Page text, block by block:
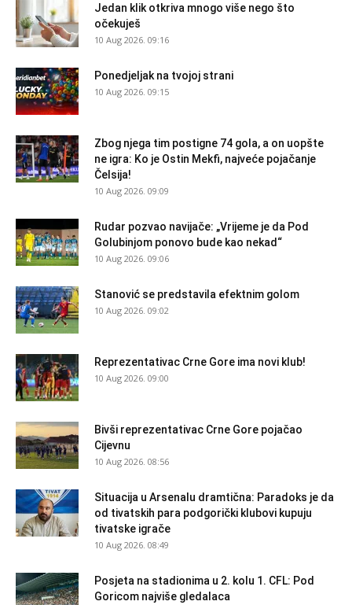
Jedan klik otkriva mnogo više nego što
očekuješ
10 Aug 2026. 09:16
Ponedjeljak na tvojoj strani
10 Aug 2026. 09:15
Zbog njega tim postigne 74 gola, a on uopšte
ne igra: Ko je Ostin Mekfi, najveće pojačanje
Čelsija!
10 Aug 2026. 09:09
Rudar pozvao navijače: „Vrijeme je da Pod
Golubinjom ponovo bude kao nekad“
10 Aug 2026. 09:06
Stanović se predstavila efektnim golom
10 Aug 2026. 09:02
Reprezentativac Crne Gore ima novi klub!
10 Aug 2026. 09:00
Bivši reprezentativac Crne Gore pojačao
Cijevnu
10 Aug 2026. 08:56
Situacija u Arsenalu dramtična: Paradoks je da
od tivatskih para podgorički klubovi kupuju
tivatske igrače
10 Aug 2026. 08:49
Posjeta na stadionima u 2. kolu 1. CFL: Pod
Goricom najviše gledalaca